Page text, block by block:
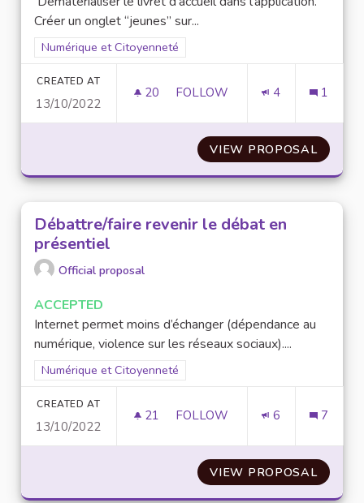
Créer un onglet “jeunes” sur...
Filter results for scope: Numérique et Citoyenneté
Numérique et Citoyenneté
CREATED AT
13/10/2022
20 20 FOLLOWERS
FOLLOW 4 1
VIEW PROPOSAL
Débattre/faire revenir le débat en
présentiel
Official proposal
ACCEPTED
Internet permet moins d’échanger (dépendance au
numérique, violence sur les réseaux sociaux)....
Filter results for scope: Numérique et Citoyenneté
Numérique et Citoyenneté
CREATED AT
13/10/2022
21 21 FOLLOWERS
FOLLOW 6 7
VIEW PROPOSAL